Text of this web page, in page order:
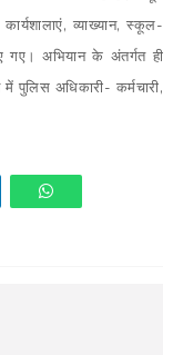
व्याख्यान, स्कूल-
अभियान के अंतर्गत ही
अधिकारी- कर्मचारी,